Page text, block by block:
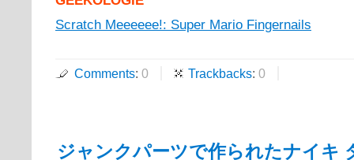
Scratch Meeeeee!: Super Mario Fingernails
Comments: 0 Trackbacks: 0
ジャンクパーツで作られたナイキ